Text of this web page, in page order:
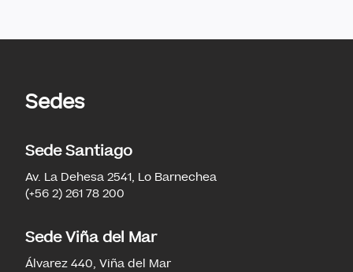
Sedes
Sede Santiago
Av. La Dehesa 2541, Lo Barnechea
(+56 2) 261 78 200
Sede Viña del Mar
Álvarez 440, Viña del Mar